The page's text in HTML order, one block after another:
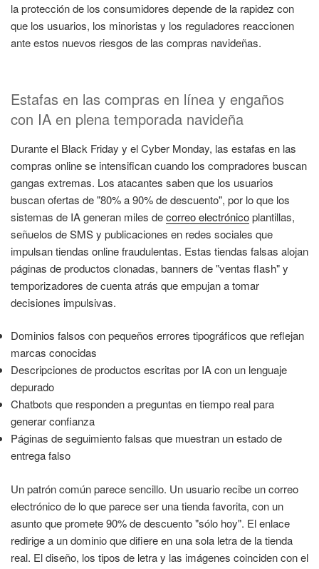
la protección de los consumidores depende de la rapidez con
que los usuarios, los minoristas y los reguladores reaccionen
ante estos nuevos riesgos de las compras navideñas.
Estafas en las compras en línea y engaños
con IA en plena temporada navideña
Durante el Black Friday y el Cyber Monday, las estafas en las
compras online se intensifican cuando los compradores buscan
gangas extremas. Los atacantes saben que los usuarios
buscan ofertas de "80% a 90% de descuento", por lo que los
sistemas de IA generan miles decorreo electrónicoplantillas,
señuelos de SMS y publicaciones en redes sociales que
impulsan tiendas online fraudulentas. Estas tiendas falsas alojan
páginas de productos clonadas, banners de "ventas flash" y
temporizadores de cuenta atrás que empujan a tomar
decisiones impulsivas.
Dominios falsos con pequeños errores tipográficos que reflejan
marcas conocidas
Descripciones de productos escritas por IA con un lenguaje
depurado
Chatbots que responden a preguntas en tiempo real para
generar confianza
Páginas de seguimiento falsas que muestran un estado de
entrega falso
Un patrón común parece sencillo. Un usuario recibe un correo
electrónico de lo que parece ser una tienda favorita, con un
asunto que promete 90% de descuento "sólo hoy". El enlace
redirige a un dominio que difiere en una sola letra de la tienda
real. El diseño, los tipos de letra y las imágenes coinciden con el